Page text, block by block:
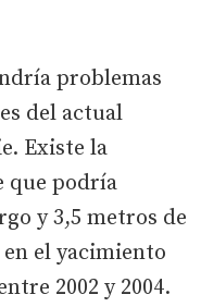
problemas
del actual
Existe la
que podría
y 3,5 metros de
el yacimiento
2002 y 2004.